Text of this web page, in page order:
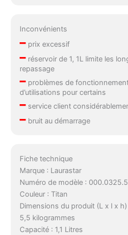
Inconvénients
– prix excessif
– réservoir de 1, 1L limite les
repassage
– problèmes de
d’utilisations pour certains
– service client
– bruit au démarrage
Fiche technique
Marque : Laurastar
Numéro de modèle :
Couleur : Titan
Dimensions du produit (L x l x
5,5 kilogrammes
Capacité : 1,1 Litres